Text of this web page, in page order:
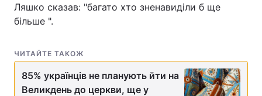
Ляшко сказав: "багато хто зненавиділи б ще
більше ".
ЧИТАЙТЕ ТАКОЖ
85% українців не планують йти на
Великдень до церкви, ще у